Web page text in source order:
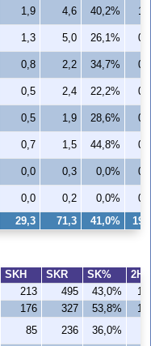
SKH SKR SK%
2H
213 495 43,0%
176 327 53,8%
85 236 36,0%
1,9 4,6 40,2%
1,3 5,0 26,1%
0,8 2,2 34,7%
0,5 2,4 22,2%
0,5 1,9 28,6%
0,7 1,5 44,8%
0,0 0,3 0,0%
0,0 0,2 0,0%
29,3 71,3 41,0%